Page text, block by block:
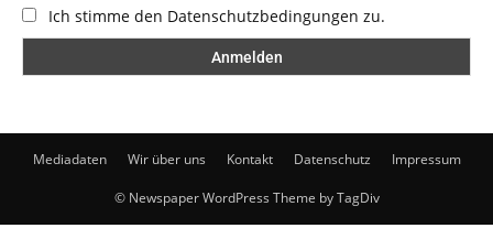
Ich stimme den Datenschutzbedingungen zu.
Mediadaten Wir über uns Kontakt Datenschutz Impressum
© Newspaper WordPress Theme by TagDiv